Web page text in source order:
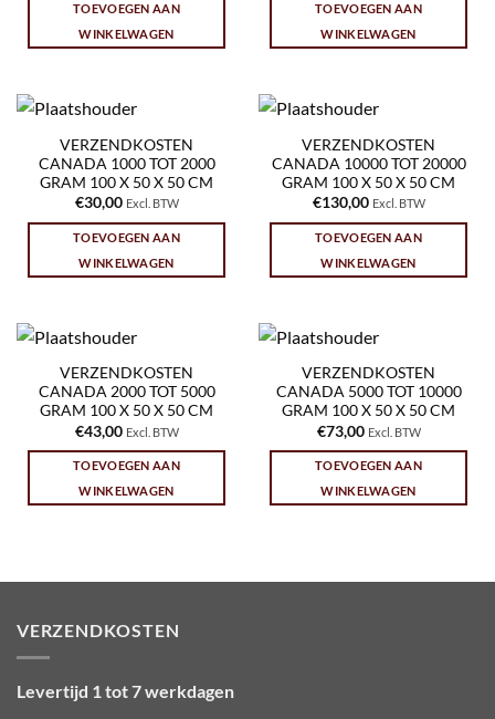
TOEVOEGEN AAN
WINKELWAGEN
TOEVOEGEN AAN
WINKELWAGEN
VERZENDKOSTEN
CANADA 1000 TOT 2000
GRAM 100 X 50 X 50 CM
€30,00 Excl. BTW
TOEVOEGEN AAN
WINKELWAGEN
VERZENDKOSTEN
CANADA 10000 TOT 20000
GRAM 100 X 50 X 50 CM
€130,00 Excl. BTW
TOEVOEGEN AAN
WINKELWAGEN
VERZENDKOSTEN
CANADA 2000 TOT 5000
GRAM 100 X 50 X 50 CM
€43,00 Excl. BTW
TOEVOEGEN AAN
WINKELWAGEN
VERZENDKOSTEN
CANADA 5000 TOT 10000
GRAM 100 X 50 X 50 CM
€73,00 Excl. BTW
TOEVOEGEN AAN
WINKELWAGEN
VERZENDKOSTEN
Levertijd 1 tot 7 werkdagen